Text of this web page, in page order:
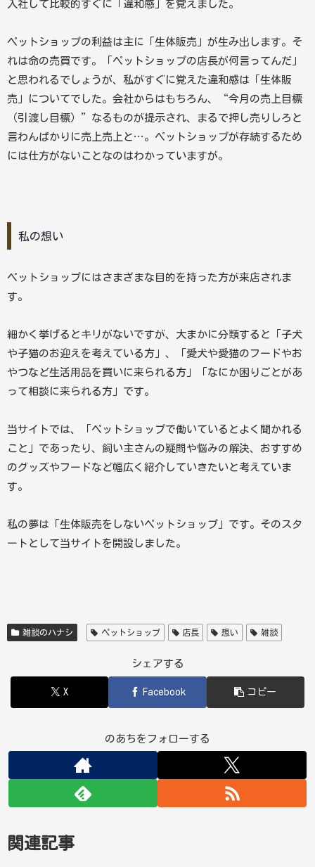
入社して比較的すぐに「違和感」を覚えました。
ペットショップの利益は主に「生体販売」が生み出します。そ
れは命の売買です。「ペットショップの店長が何言ってんだ」
と思われるでしょうが、私がすぐに覚えた違和感は「生体販
売」についてでした。会社からはもちろん、“今月の売上目標
（引渡し目標）”なるものが提示され、まるで押し売りしろと
言わんばかりに売上売上と…。ペットショップが存続するため
には仕方がないことなのはわかっていますが。
私の想い
ペットショップにはさまざまな目的を持った方が来店されま
す。
細かく挙げるとキリがないですが、大まかに分類すると「子犬
や子猫のお迎えを考えている方」、「愛犬や愛猫のフードやお
やつなど生活用品を買いに来られる方」「なにか困りごとがあ
って相談に来られる方」です。
当サイトでは、「ペットショップで働いているとよく聞かれる
こと」であったり、飼い主さんの疑問や悩みの解決、おすすめ
のグッズやフードなど幅広く紹介していきたいと考えていま
す。
私の夢は「生体販売をしないペットショップ」です。そのスタ
ートとして当サイトを開設しました。
雑談のハナシ ペットショップ 店長 想い 雑談
シェアする
X Facebook コピー
のあちをフォローする
関連記事